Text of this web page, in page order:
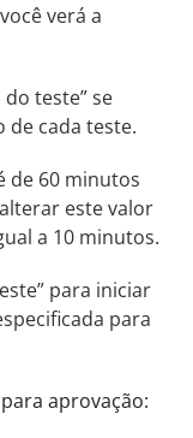
verá a
teste” se
cada teste.
de 60 minutos
este valor
a 10 minutos.
para iniciar
para
aprovação: